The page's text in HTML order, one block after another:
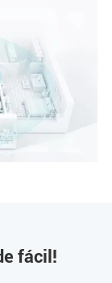
fácil!